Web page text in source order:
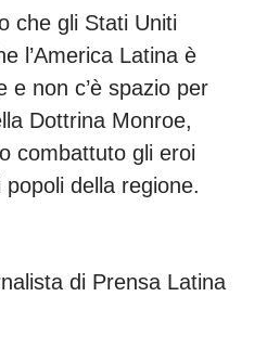
che gli Stati Uniti
l’America Latina è
e non c’è spazio per
Dottrina Monroe,
combattuto gli eroi
popoli della regione.
di Prensa Latina